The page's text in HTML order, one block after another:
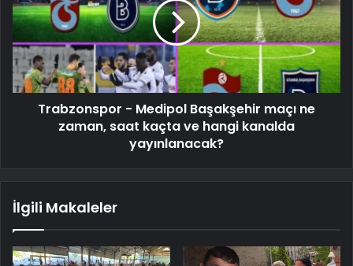
Trabzonspor - Medipol Başakşehir maçı ne
zaman, saat kaçta ve hangi kanalda
yayınlanacak?
İlgili Makaleler